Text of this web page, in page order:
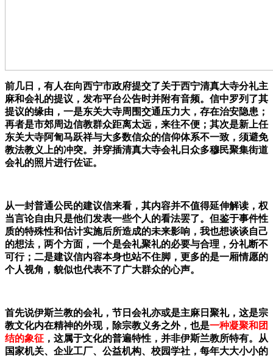
前几日，有人在向西宁市政府提交了关于西宁清真大寺分礼主
麻和会礼的提议，发布平台公告时并附有音频。信中罗列了其
提议的缘由，一是东关大寺周围交通压力大，存在治安隐患；
再者是市郊周边信教群众距离太远，来往不便；其次是新上任
东关大寺阿訇马跃祥与大多数信众的信仰体系不一致，须避免
教法教义上的冲突。并穿插清真大寺会礼日众多穆民聚集街道
会礼的照片进行佐证。
从一封普通公民的建议信来看，其内容并不值得延伸解读，权
当言论自由只是他们发表一些个人的看法罢了。但鉴于事件性
质的特殊性和估计实施后所造成的未来影响，我也想谈谈自己
的想法，两个方面，一个是会礼聚礼的必要与合理，分礼断不
可行；二是建议信内容本身也站不住脚，更多的是一厢情愿的
个人视角，貌似也代表不了广大群众的心声。
首先说伊斯兰教的会礼，节日会礼亦或是主麻日聚礼，这是宗
教文化内在精神的外现，除宗教义务之外，也是一种凝聚和团
结的象征 ，这属于文化的普遍特性，并非伊斯兰教所特有。从
国家机关、企业工厂、公益机构、校园学社，每年大大小小的